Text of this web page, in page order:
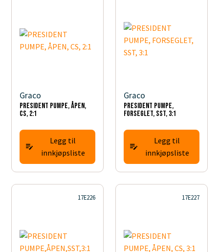
Graco
PRESIDENT PUMPE, ÅPEN,
CS, 2:1
Legg til
innkjøpsliste
Graco
PRESIDENT PUMPE,
FORSEGLET, SST, 3:1
Legg til
innkjøpsliste
17E226 17E227